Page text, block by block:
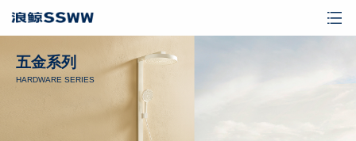
五金系列
HARDWARE SERIES